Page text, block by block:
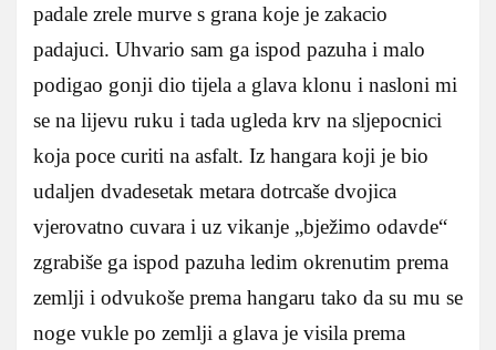
padale zrele murve s grana koje je zakacio
padajuci. Uhvario sam ga ispod pazuha i malo
podigao gonji dio tijela a glava klonu i nasloni mi
se na lijevu ruku i tada ugleda krv na sljepocnici
koja poce curiti na asfalt. Iz hangara koji je bio
udaljen dvadesetak metara dotrcaše dvojica
vjerovatno cuvara i uz vikanje „bježimo odavde“
zgrabiše ga ispod pazuha ledim okrenutim prema
zemlji i odvukoše prema hangaru tako da su mu se
noge vukle po zemlji a glava je visila prema